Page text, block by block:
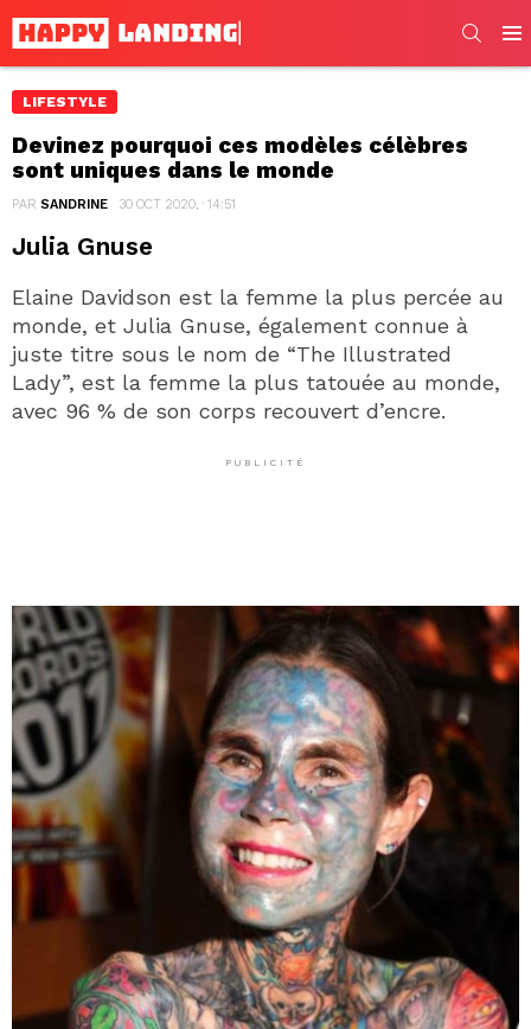
LIFESTYLE
Devinez pourquoi ces modèles célèbres
sont uniques dans le monde
PAR SANDRINE 30 OCT 2020, · 14:51
Julia Gnuse
Elaine Davidson est la femme la plus percée au
monde, et Julia Gnuse, également connue à
juste titre sous le nom de “The Illustrated
Lady”, est la femme la plus tatouée au monde,
avec 96 % de son corps recouvert d’encre.
PUBLICITÉ